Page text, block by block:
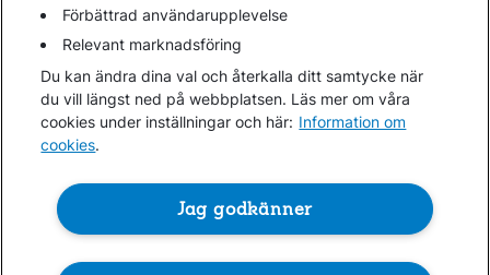
Cookies
Hantera cookies
Personuppgifter GDPR
Tillgänglighetsredogörelse
Om penningtvättslagen
Lättläst
Förbättrad användarupplevelse
Relevant marknadsföring
Du kan ändra dina val och återkalla ditt samtycke när
du vill längst ned på webbplatsen. Läs mer om våra
cookies under inställningar och här: Information om
cookies.
Jag godkänner